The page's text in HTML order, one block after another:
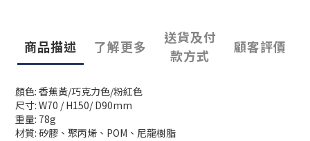
商品描述 了解更多
送貨及付
款方式
顧客評價
顏色: 香蕉黃/巧克力色/粉紅色
尺寸: W70 / H150/ D90mm
重量: 78g
材質: 矽膠、聚丙烯、POM、尼龍樹脂